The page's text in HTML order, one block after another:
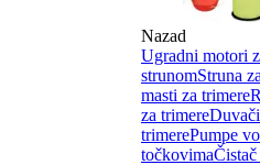
Nazad
Ugradni motori
strunomStruna
masti za trimere
za trimere
trimerePumpe
točkovima